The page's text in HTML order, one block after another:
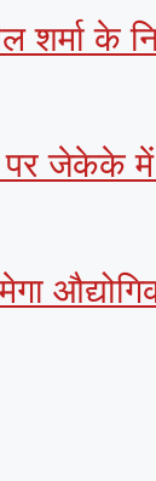
शर्मा के
पर जेकेके